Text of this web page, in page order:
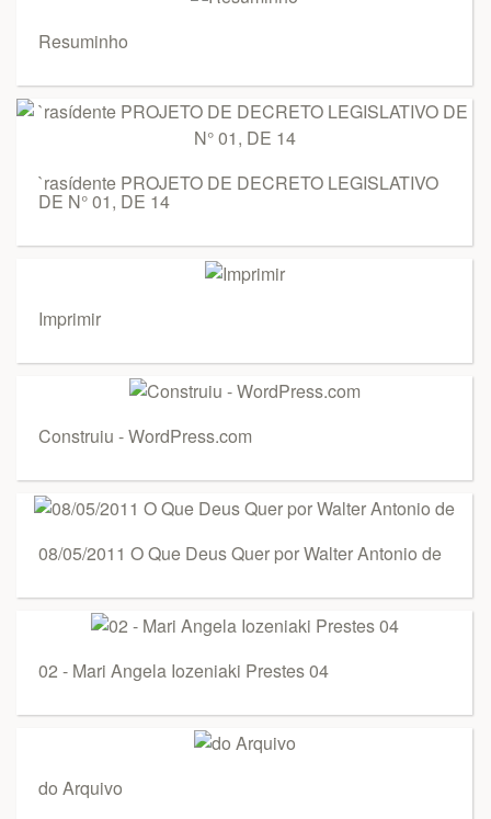
Resuminho
`rasídente PROJETO DE DECRETO LEGISLATIVO
DE N° 01, DE 14
Imprimir
Construiu - WordPress.com
08/05/2011 O Que Deus Quer por Walter Antonio de
02 - Mari Angela Iozeniaki Prestes 04
do Arquivo